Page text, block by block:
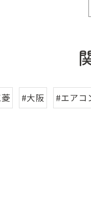
#大阪 #エアコ